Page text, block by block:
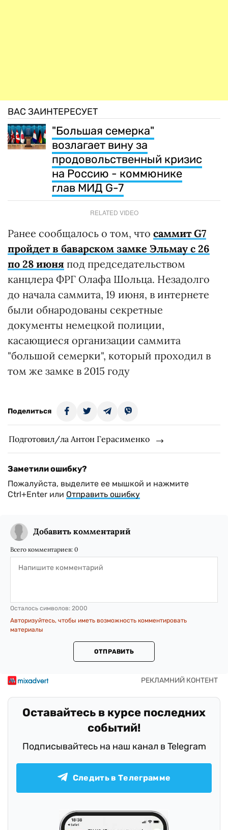
ВАС ЗАИНТЕРЕСУЕТ
"Большая семерка"
возлагает вину за
продовольственный кризис
на Россию - коммюнике
глав МИД G-7
RELATED VIDEO
Ранее сообщалось о том, что саммит G7
пройдет в баварском замке Эльмау с 26
по 28 июня под председательством
канцлера ФРГ Олафа Шольца. Незадолго
до начала саммита, 19 июня, в интернете
были обнародованы секретные
документы немецкой полиции,
касающиеся организации саммита
"большой семерки", который проходил в
том же замке в 2015 году
Поделиться
Подготовил/ла Антон Герасименко
Заметили ошибку?
Пожалуйста, выделите ее мышкой и нажмите
Ctrl+Enter или Отправить ошибку
Добавить комментарий
Всего комментариев: 0
Осталось символов: 2000
Авторизуйтесь, чтобы иметь возможность комментировать
материалы
ОТПРАВИТЬ
Оставайтесь в курсе последних
событий!
Подписывайтесь на наш канал в Telegram
Следить в Телеграмме